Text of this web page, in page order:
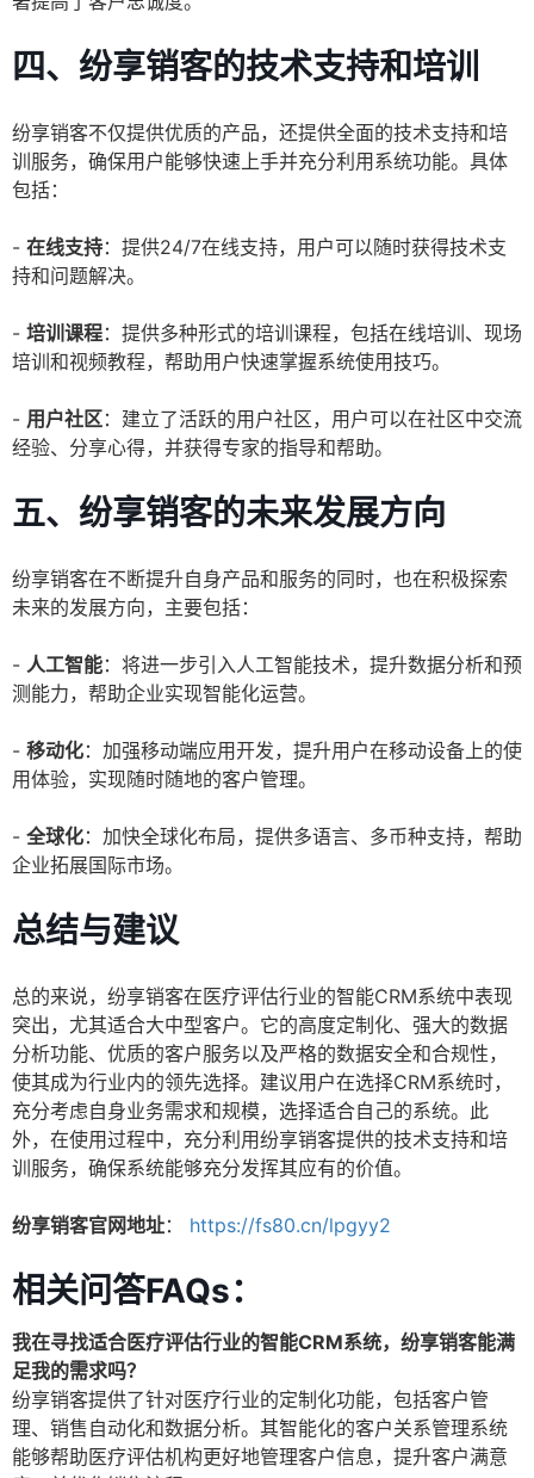
四、纷享销客的技术支持和培训
纷享销客不仅提供优质的产品，还提供全面的技术支持和培
训服务，确保用户能够快速上手并充分利用系统功能。具体
包括：
- 在线支持：提供24/7在线支持，用户可以随时获得技术支
持和问题解决。
- 培训课程：提供多种形式的培训课程，包括在线培训、现场
培训和视频教程，帮助用户快速掌握系统使用技巧。
- 用户社区：建立了活跃的用户社区，用户可以在社区中交流
经验、分享心得，并获得专家的指导和帮助。
五、纷享销客的未来发展方向
纷享销客在不断提升自身产品和服务的同时，也在积极探索
未来的发展方向，主要包括：
- 人工智能：将进一步引入人工智能技术，提升数据分析和预
测能力，帮助企业实现智能化运营。
- 移动化：加强移动端应用开发，提升用户在移动设备上的使
用体验，实现随时随地的客户管理。
- 全球化：加快全球化布局，提供多语言、多币种支持，帮助
企业拓展国际市场。
总结与建议
总的来说，纷享销客在医疗评估行业的智能CRM系统中表现
突出，尤其适合大中型客户。它的高度定制化、强大的数据
分析功能、优质的客户服务以及严格的数据安全和合规性，
使其成为行业内的领先选择。建议用户在选择CRM系统时，
充分考虑自身业务需求和规模，选择适合自己的系统。此
外，在使用过程中，充分利用纷享销客提供的技术支持和培
训服务，确保系统能够充分发挥其应有的价值。
纷享销客官网地址： https://fs80.cn/lpgyy2
相关问答FAQs：
我在寻找适合医疗评估行业的智能CRM系统，纷享销客能满
足我的需求吗？
纷享销客提供了针对医疗行业的定制化功能，包括客户管
理、销售自动化和数据分析。其智能化的客户关系管理系统
能够帮助医疗评估机构更好地管理客户信息，提升客户满意